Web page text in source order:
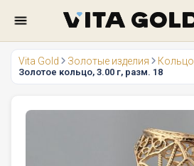
Vita Gold Золотые изделия Кольцо
Золотое кольцо, 3.00 г, разм. 18